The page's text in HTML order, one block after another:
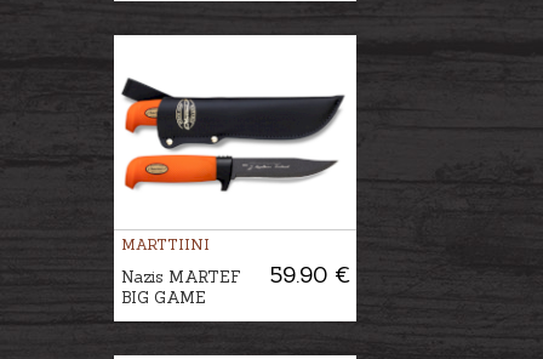
MARTTIINI
59.90 €
Nazis MARTEF
BIG GAME